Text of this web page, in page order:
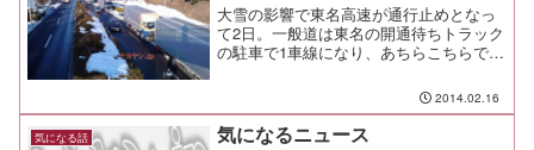
大雪の影響で東名高速が通行止めとなっ
て2日。一般道は東名の開通待ちトラック
の駐車で1車線になり、あちらこちらで流
生活がかかってるからね。 大変だ。
ましてや、車の中で3泊目とは。そんな東
名の町田インターチ...
2014.02.16
気になる話 気になるニュース